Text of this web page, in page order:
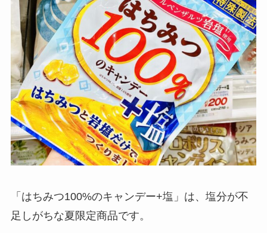
「はちみつ100%のキャンデー+塩」は、塩分が不
足しがちな夏限定商品です。